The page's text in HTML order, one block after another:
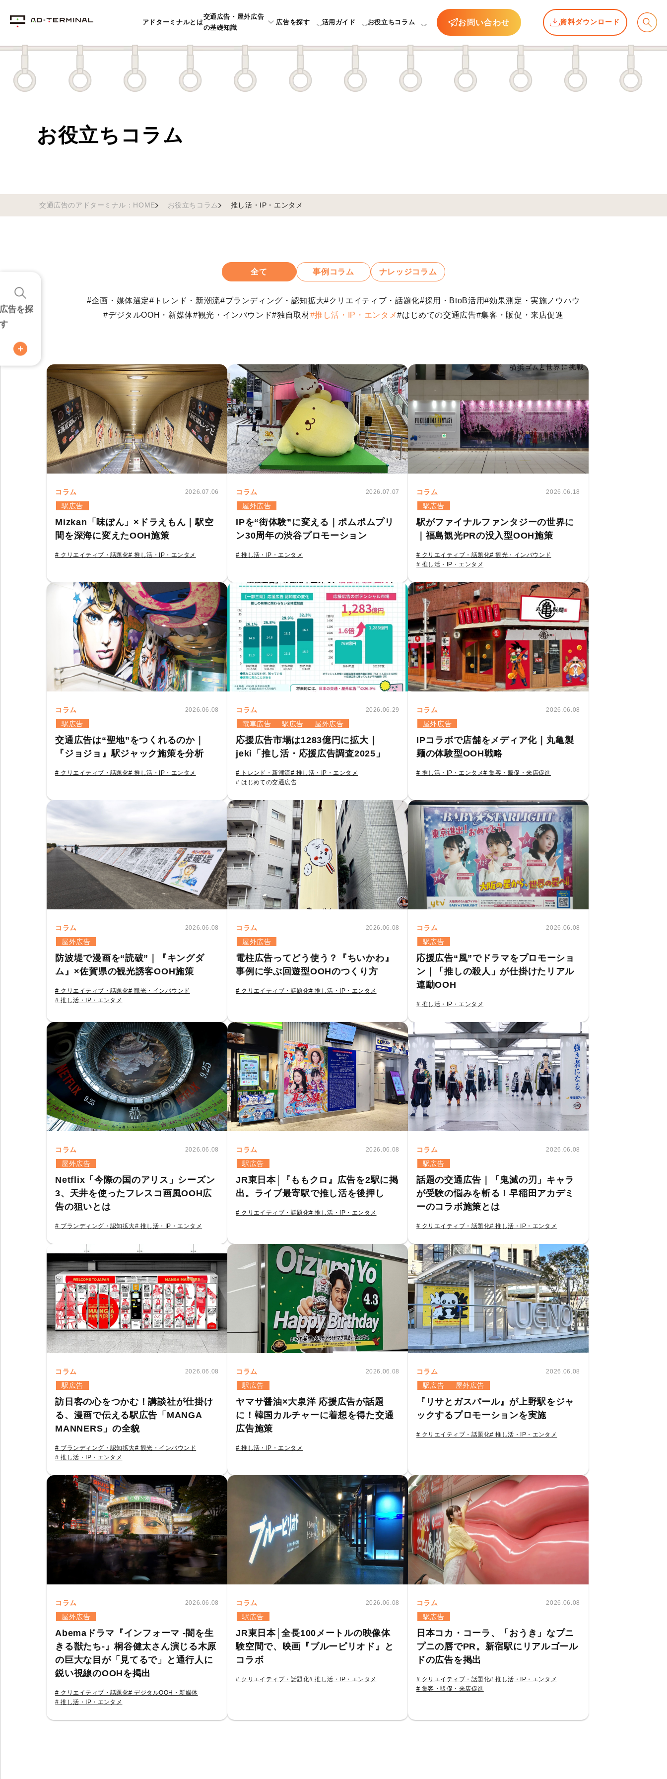
広告を探
す
アドターミナルとは
交通広告・屋外広告
の基礎知識
広告を探す 活用ガイド お役立ちコラム お問い合わせ 資料ダウンロード
お役立ちコラム
交通広告のアドターミナル：HOME お役立ちコラム 推し活・IP・エンタメ
全て 事例コラム ナレッジコラム
#企画・媒体選定#トレンド・新潮流#ブランディング・認知拡大#クリエイティブ・話題化#採用・BtoB活用#効果測定・実施ノウハウ
#デジタルOOH・新媒体#観光・インバウンド#独自取材#推し活・IP・エンタメ#はじめての交通広告#集客・販促・来店促進
コラム
駅広告
2026.07.06
Mizkan「味ぽん」×ドラえもん｜駅空
間を深海に変えたOOH施策
# クリエイティブ・話題化# 推し活・IP・エンタメ
コラム
屋外広告
2026.07.07
IPを“街体験”に変える｜ポムポムプリ
ン30周年の渋谷プロモーション
# 推し活・IP・エンタメ
コラム
駅広告
2026.06.18
駅がファイナルファンタジーの世界に
｜福島観光PRの没入型OOH施策
# クリエイティブ・話題化# 観光・インバウンド
# 推し活・IP・エンタメ
コラム
駅広告
2026.06.08
交通広告は“聖地”をつくれるのか｜
『ジョジョ』駅ジャック施策を分析
# クリエイティブ・話題化# 推し活・IP・エンタメ
コラム
電車広告
駅広告 屋外広告
2026.06.29
応援広告市場は1283億円に拡大｜
jeki「推し活・応援広告調査2025」
# トレンド・新潮流# 推し活・IP・エンタメ
# はじめての交通広告
コラム
屋外広告
2026.06.08
IPコラボで店舗をメディア化｜丸亀製
麺の体験型OOH戦略
# 推し活・IP・エンタメ# 集客・販促・来店促進
コラム
屋外広告
2026.06.08
防波堤で漫画を“読破”｜『キングダ
ム』×佐賀県の観光誘客OOH施策
# クリエイティブ・話題化# 観光・インバウンド
# 推し活・IP・エンタメ
コラム
屋外広告
2026.06.08
電柱広告ってどう使う？『ちいかわ』
事例に学ぶ回遊型OOHのつくり方
# クリエイティブ・話題化# 推し活・IP・エンタメ
コラム
駅広告
2026.06.08
応援広告“風”でドラマをプロモーショ
ン｜「推しの殺人」が仕掛けたリアル
連動OOH
# 推し活・IP・エンタメ
コラム
屋外広告
2026.06.08
Netflix「今際の国のアリス」シーズン
3、天井を使ったフレスコ画風OOH広
告の狙いとは
# ブランディング・認知拡大# 推し活・IP・エンタメ
コラム
駅広告
2026.06.08
JR東日本│『ももクロ』広告を2駅に掲
出。ライブ最寄駅で推し活を後押し
# クリエイティブ・話題化# 推し活・IP・エンタメ
コラム
駅広告
2026.06.08
話題の交通広告｜「鬼滅の刃」キャラ
が受験の悩みを斬る！早稲田アカデミ
ーのコラボ施策とは
# クリエイティブ・話題化# 推し活・IP・エンタメ
コラム
駅広告
2026.06.08
訪日客の心をつかむ！講談社が仕掛け
る、漫画で伝える駅広告「MANGA
MANNERS」の全貌
# ブランディング・認知拡大# 観光・インバウンド
# 推し活・IP・エンタメ
コラム
駅広告
2026.06.08
ヤマサ醤油×大泉洋 応援広告が話題
に！韓国カルチャーに着想を得た交通
広告施策
# 推し活・IP・エンタメ
コラム
駅広告
屋外広告
2026.06.08
『リサとガスパール』が上野駅をジャ
ックするプロモーションを実施
# クリエイティブ・話題化# 推し活・IP・エンタメ
コラム
屋外広告
2026.06.08
Abemaドラマ『インフォーマ -闇を生
きる獣たち-』桐谷健太さん演じる木原
の巨大な目が「見てるで」と通行人に
鋭い視線のOOHを掲出
# クリエイティブ・話題化# デジタルOOH・新媒体
# 推し活・IP・エンタメ
コラム
駅広告
2026.06.08
JR東日本│全長100メートルの映像体
験空間で、映画『ブルーピリオド』と
コラボ
# クリエイティブ・話題化# 推し活・IP・エンタメ
コラム
駅広告
2026.06.08
日本コカ・コーラ、「おうき」なプニ
プニの唇でPR。新宿駅にリアルゴール
ドの広告を掲出
# クリエイティブ・話題化# 推し活・IP・エンタメ
# 集客・販促・来店促進